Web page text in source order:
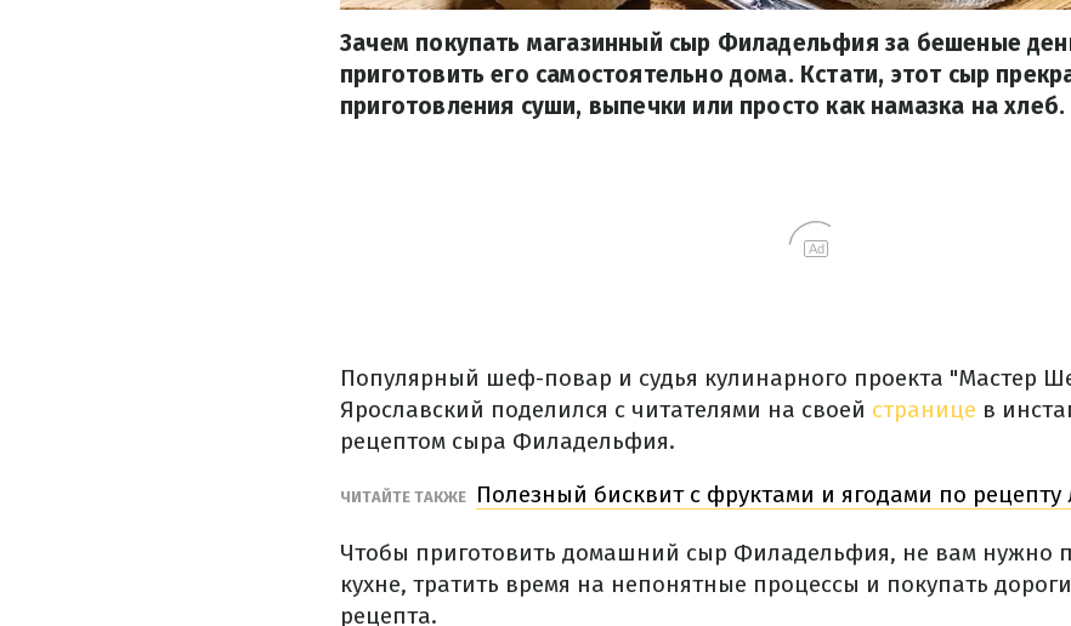
Зачем покупать магазинный сыр Филадельфия за бешеные
приготовить его самостоятельно дома. Кстати, этот сыр
приготовления суши, выпечки или просто как намазка на хлеб.
Ad
Популярный шеф-повар и судья кулинарного проекта "Мастер
Ярославский поделился с читателями на своей странице в
рецептом сыра Филадельфия.
ЧИТАЙТЕ ТАКЖЕ Полезный бисквит с фруктами и ягодами по
Чтобы приготовить домашний сыр Филадельфия, не вам нужно
кухне, тратить время на непонятные процессы и покупать
рецепта.